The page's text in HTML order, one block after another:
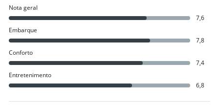
Nota geral
7,6
Embarque
7,8
Conforto
7,4
Entretenimento
6,8